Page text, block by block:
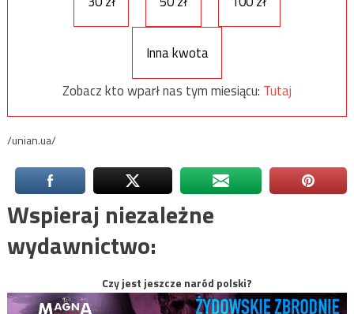
Inna kwota
Zobacz kto wparł nas tym miesiącu: Tutaj
/unian.ua/
Wspieraj niezależne
wydawnictwo:
Czy jest jeszcze naród polski?